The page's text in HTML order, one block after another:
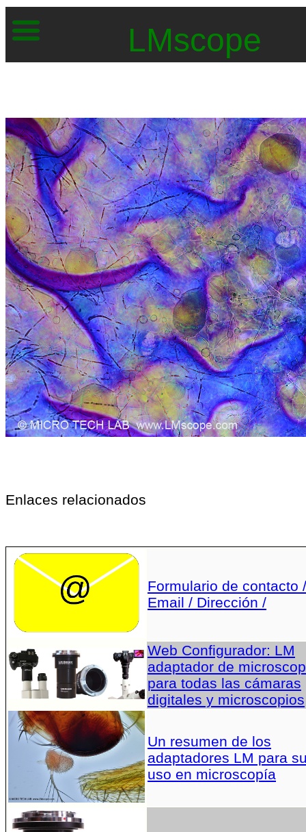
LMscope
Enlaces relacionados
Formulario de contacto /
Email / Dirección /
Web Configurador: LM
adaptador de
para todas las cámaras
digitales y microscopios
Un resumen de los
adaptadores LM para
uso en microscopía